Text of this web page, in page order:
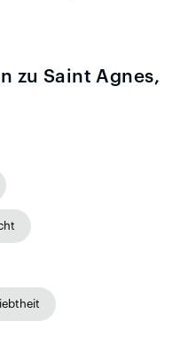
zu Saint Agnes,